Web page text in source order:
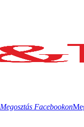
Megosztás Facebookon